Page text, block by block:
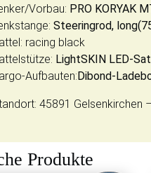
Vorbau: PRO KORYAK
Steeringrod,
racing black
LightSKIN LED-
Aufbauten: Dibond-
45891 Gelsenkirchen
Produkte